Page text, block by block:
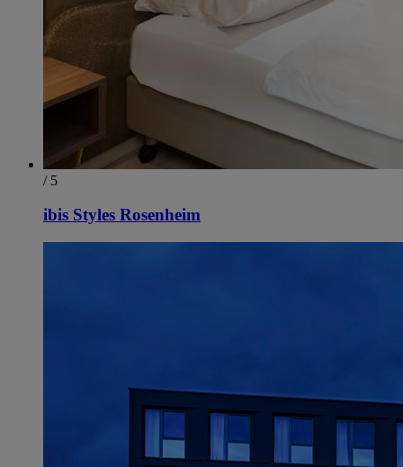
/ 5
ibis Styles Rosenheim